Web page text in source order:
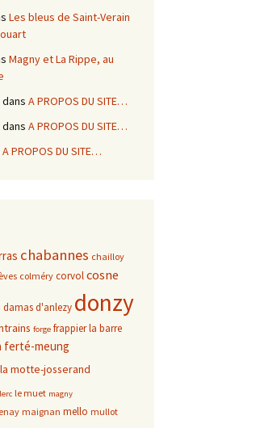
Les bleus de Saint-Verain
Magny et La Rippe, au
dans A PROPOS DU SITE…
dans A PROPOS DU SITE…
A PROPOS DU SITE…
chabannes chailloy
colméry corvolcosne
damas d'anlezy donzy
forge frappierla barre
ferté-meung
la motte-josserand
le muet magny
maignan mello mullot